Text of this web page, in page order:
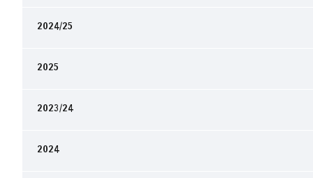
2024/25
2025
2023/24
2024